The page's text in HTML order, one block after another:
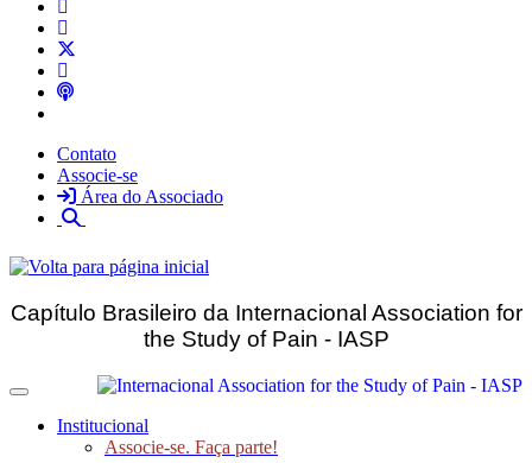
Contato
Associe-se
Área do Associado
Capítulo Brasileiro da Internacional Association for
the Study of Pain - IASP
Toggle navigation
Institucional
Associe-se. Faça parte!